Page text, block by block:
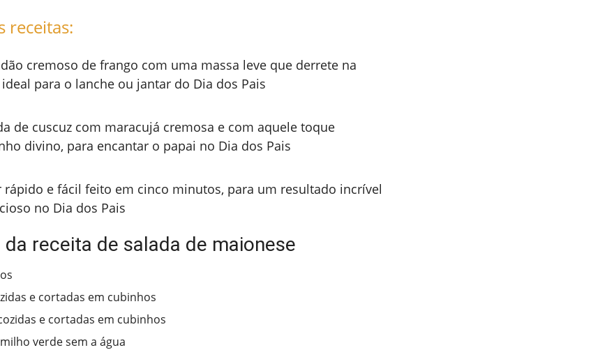
receitas:
cremoso de frango com uma massa leve que derrete na
ideal para o lanche ou jantar do Dia dos Pais
de cuscuz com maracujá cremosa e com aquele toque
divino, para encantar o papai no Dia dos Pais
rápido e fácil feito em cinco minutos, para um resultado incrível
no Dia dos Pais
receita de salada de maionese
e cortadas em cubinhos
e cortadas em cubinhos
verde sem a água